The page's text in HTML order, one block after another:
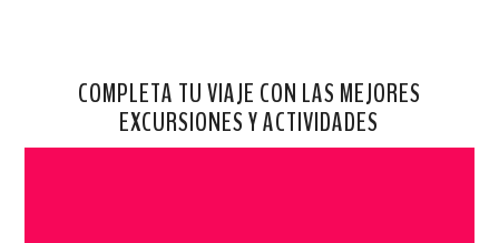
COMPLETA TU VIAJE CON LAS MEJORES
EXCURSIONES Y ACTIVIDADES